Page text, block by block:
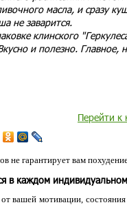
масла, и сразу
не заварится.
клинского
и полезно.
Перейти к
не гарантирует вам
в каждом
вашей мотивации,